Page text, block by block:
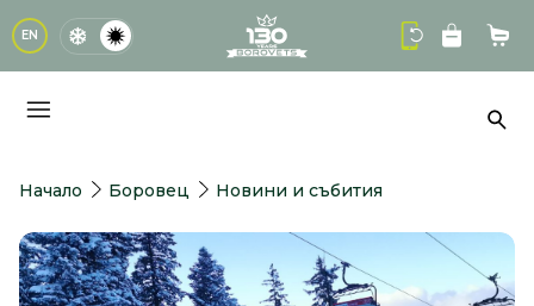
EN logo
Начало Боровец Новини и събития